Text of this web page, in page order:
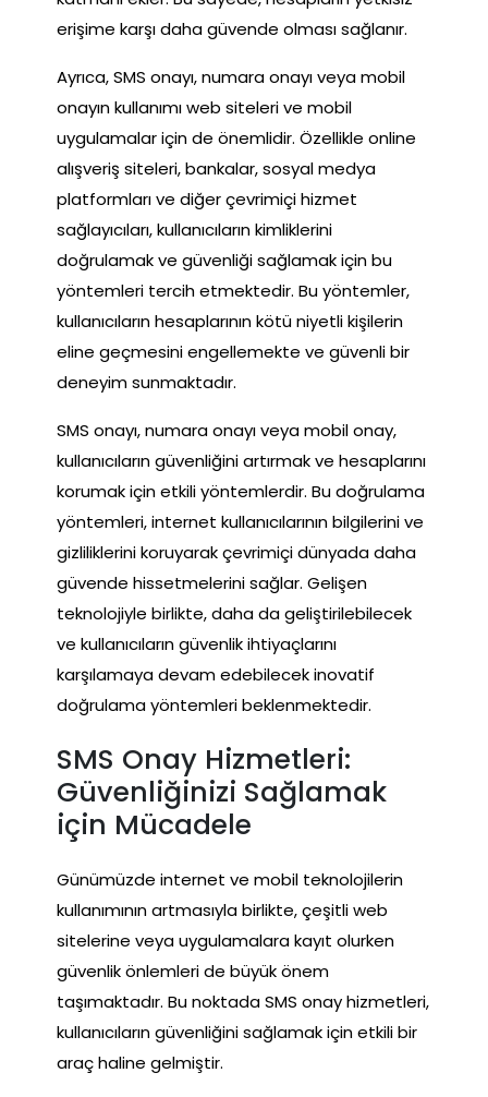
erişime karşı daha güvende olması sağlanır.
Ayrıca, SMS onayı, numara onayı veya mobil
onayın kullanımı web siteleri ve mobil
uygulamalar için de önemlidir. Özellikle online
alışveriş siteleri, bankalar, sosyal medya
platformları ve diğer çevrimiçi hizmet
sağlayıcıları, kullanıcıların kimliklerini
doğrulamak ve güvenliği sağlamak için bu
yöntemleri tercih etmektedir. Bu yöntemler,
kullanıcıların hesaplarının kötü niyetli kişilerin
eline geçmesini engellemekte ve güvenli bir
deneyim sunmaktadır.
SMS onayı, numara onayı veya mobil onay,
kullanıcıların güvenliğini artırmak ve hesaplarını
korumak için etkili yöntemlerdir. Bu doğrulama
yöntemleri, internet kullanıcılarının bilgilerini ve
gizliliklerini koruyarak çevrimiçi dünyada daha
güvende hissetmelerini sağlar. Gelişen
teknolojiyle birlikte, daha da geliştirilebilecek
ve kullanıcıların güvenlik ihtiyaçlarını
karşılamaya devam edebilecek inovatif
doğrulama yöntemleri beklenmektedir.
SMS Onay Hizmetleri:
Güvenliğinizi Sağlamak
için Mücadele
Günümüzde internet ve mobil teknolojilerin
kullanımının artmasıyla birlikte, çeşitli web
sitelerine veya uygulamalara kayıt olurken
güvenlik önlemleri de büyük önem
taşımaktadır. Bu noktada SMS onay hizmetleri,
kullanıcıların güvenliğini sağlamak için etkili bir
araç haline gelmiştir.